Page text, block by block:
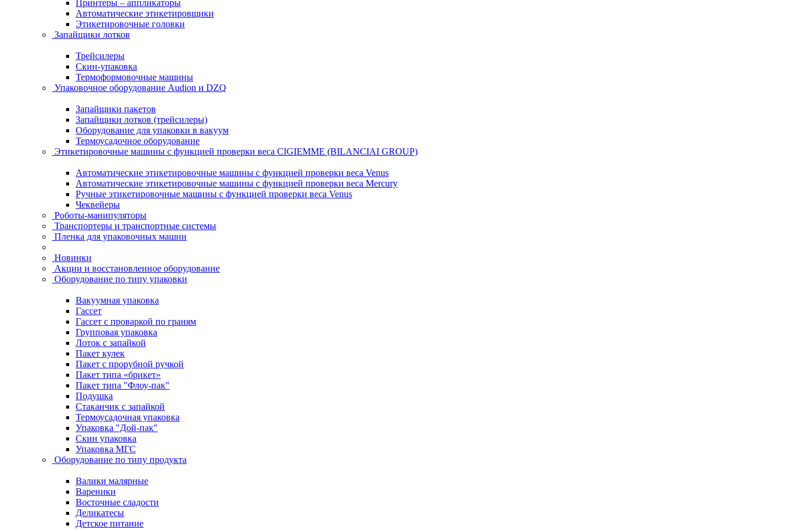
Принтеры – аппликаторы
Автоматические этикетировщики
Этикетировочные головки
Запайщики лотков
Трейсилеры
Скин-упаковка
Термоформовочные машины
Упаковочное оборудование Audion и DZQ
Запайщики пакетов
Запайщики лотков (трейсилеры)
Оборудование для упаковки в вакуум
Термоусадочное оборудование
Этикетировочные машины с функцией проверки веса CIGIEMME (BILANCIAI GROUP)
Автоматические этикетировочные машины с функцией проверки веса Venus
Автоматические этикетировочные машины с функцией проверки веса Mercury
Ручные этикетировочные машины с функцией проверки веса Venus
Чеквейеры
Роботы-манипуляторы
Транспортеры и транспортные системы
Пленка для упаковочных машин
Новинки
Акции и восстановленное оборудование
Оборудование по типу упаковки
Вакуумная упаковка
Гассет
Гассет с проваркой по граням
Групповая упаковка
Лоток с запайкой
Пакет кулек
Пакет с прорубной ручкой
Пакет типа «брикет»
Пакет типа "Флоу-пак"
Подушка
Стаканчик с запайкой
Термоусадочная упаковка
Упаковка "Дой-пак"
Скин упаковка
Упаковка МГС
Оборудование по типу продукта
Валики малярные
Вареники
Восточные сладости
Деликатесы
Детское питание